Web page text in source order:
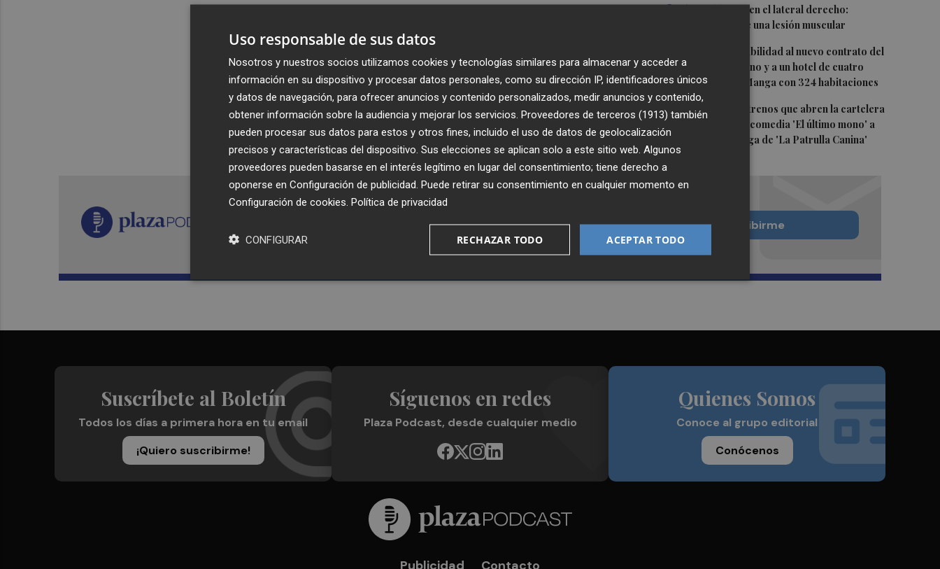
3Más problemas en el lateral derecho:
Monferrer sufre una lesión muscular
San Javier da viabilidad al nuevo contrato del
transporte urbano y a un hotel de cuatro
estrellas en La Manga con 324 habitaciones
5 Estos son los estrenos que abren la cartelera
en agosto: de la comedia 'El último mono' a
una nueva entrega de 'La Patrulla Canina'
Recibe toda la actualidad de
Plaza Podcast en tu correo
Quiero suscribirme
Suscríbete al Boletín
Todos los días a primera hora en tu email
¡Quiero suscribirme!
Síguenos en redes
Plaza Podcast, desde cualquier medio
Quienes Somos
Conoce al grupo editorial
Conócenos
Publicidad Contacto
Uso responsable de sus datos
Nosotros y nuestros socios utilizamos cookies y tecnologías similares para almacenar y acceder a
información en su dispositivo y procesar datos personales, como su dirección IP, identificadores únicos
y datos de navegación, para ofrecer anuncios y contenido personalizados, medir anuncios y contenido,
obtener información sobre la audiencia y mejorar los servicios. Proveedores de terceros (1913) también
pueden procesar sus datos para estos y otros fines, incluido el uso de datos de geolocalización
precisos y características del dispositivo. Sus elecciones se aplican solo a este sitio web. Algunos
proveedores pueden basarse en el interés legítimo en lugar del consentimiento; tiene derecho a
oponerse en Configuración de publicidad . Puede retirar su consentimiento en cualquier momento en
Configuración de cookies Política de privacidad
ACEPTAR TODO
RECHAZAR TODO
CONFIGURAR